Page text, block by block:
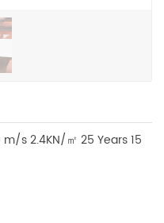
m/s2.4KN/㎡ 25 Years15